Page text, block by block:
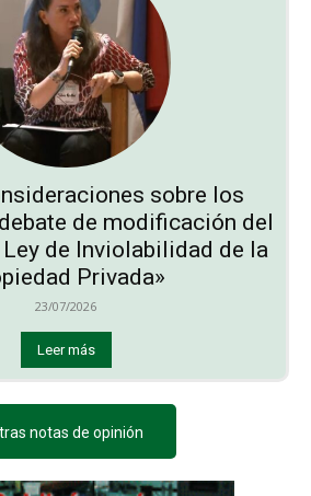
sobre los
de modificación del
de Inviolabilidad de la
Privada»
23/07/2026
Leer más
notas de opinión